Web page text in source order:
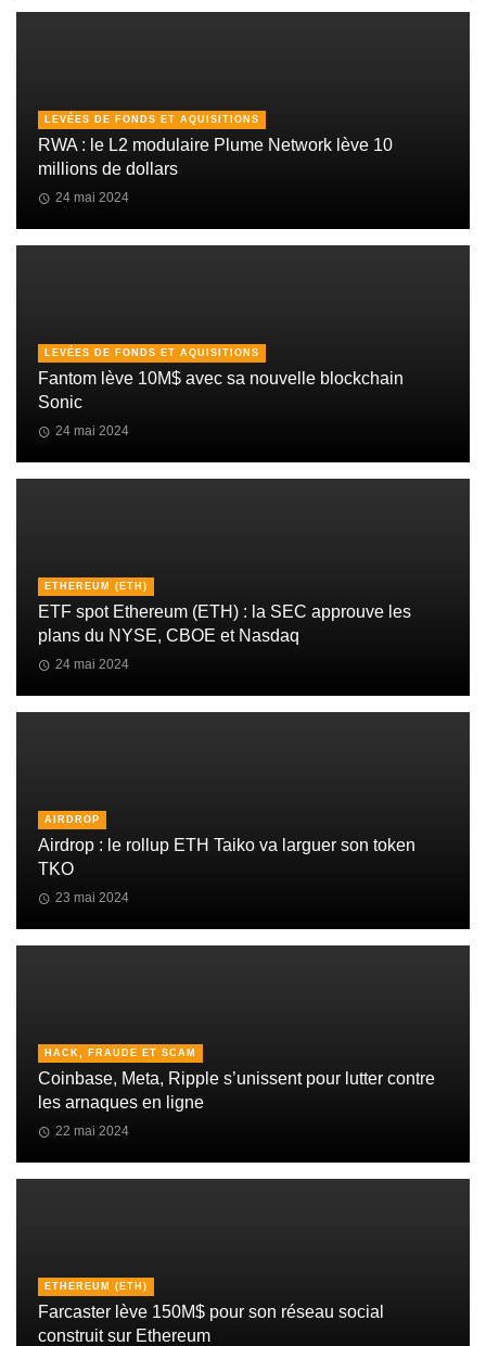
LEVÉES DE FONDS ET AQUISITIONS
RWA : le L2 modulaire Plume Network lève 10
millions de dollars
24 mai 2024
LEVÉES DE FONDS ET AQUISITIONS
Fantom lève 10M$ avec sa nouvelle blockchain
Sonic
24 mai 2024
ETHEREUM (ETH)
ETF spot Ethereum (ETH) : la SEC approuve les
plans du NYSE, CBOE et Nasdaq
24 mai 2024
AIRDROP
Airdrop : le rollup ETH Taiko va larguer son token
TKO
23 mai 2024
HACK, FRAUDE ET SCAM
Coinbase, Meta, Ripple s’unissent pour lutter contre
les arnaques en ligne
22 mai 2024
ETHEREUM (ETH)
Farcaster lève 150M$ pour son réseau social
construit sur Ethereum